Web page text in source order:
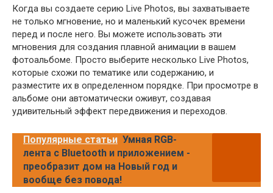
Когда вы создаете серию Live Photos, вы захватываете
не только мгновение, но и маленький кусочек времени
перед и после него. Вы можете использовать эти
мгновения для создания плавной анимации в вашем
фотоальбоме. Просто выберите несколько Live Photos,
которые схожи по тематике или содержанию, и
разместите их в определенном порядке. При просмотре в
альбоме они автоматически оживут, создавая
удивительный эффект передвижения и переходов.
Популярные статьи Умная RGB-
лента с Bluetooth и приложением -
преобразит дом на Новый год и
вообще без повода!